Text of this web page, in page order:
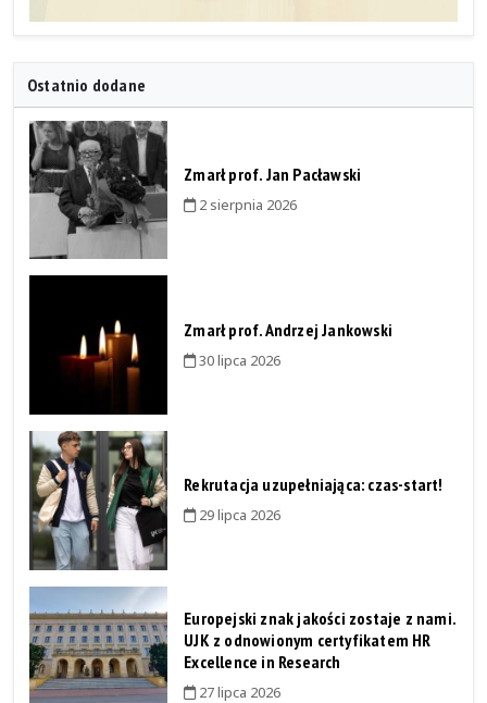
Ostatnio dodane
Zmarł prof. Jan Pacławski
2 sierpnia 2026
Zmarł prof. Andrzej Jankowski
30 lipca 2026
Rekrutacja uzupełniająca: czas-start!
29 lipca 2026
Europejski znak jakości zostaje z nami.
UJK z odnowionym certyfikatem HR
Excellence in Research
27 lipca 2026